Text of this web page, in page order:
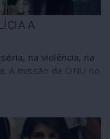
A
na violência, na
A missão da ONU no